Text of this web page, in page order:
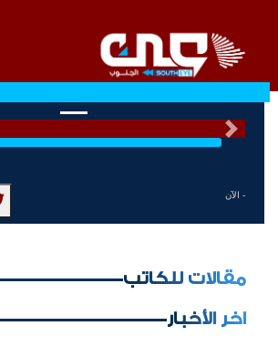
السابق
- الآن
مقالات للكاتب
اخر الأخبار